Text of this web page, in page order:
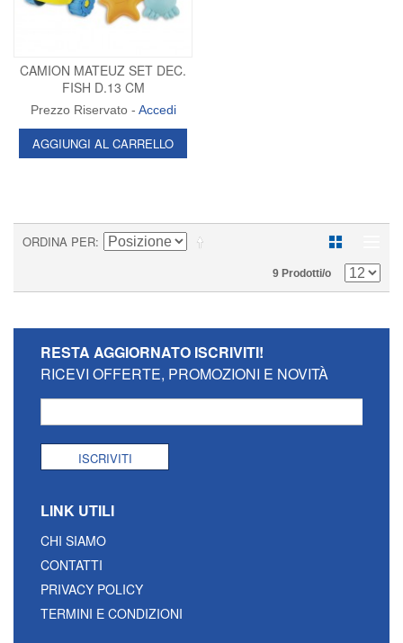
CAMION MATEUZ SET DEC.
FISH D.13 CM
Prezzo Riservato - Accedi
AGGIUNGI AL CARRELLO
ORDINA PER
9 Prodotti/o
RESTA AGGIORNATO ISCRIVITI!
RICEVI OFFERTE, PROMOZIONI E NOVITÀ
ISCRIVITI
LINK UTILI
CHI SIAMO
CONTATTI
PRIVACY POLICY
TERMINI E CONDIZIONI